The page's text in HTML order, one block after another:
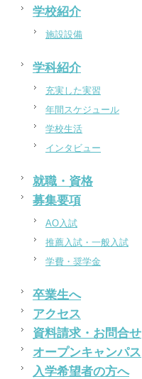
学校紹介
施設設備
学科紹介
充実した実習
年間スケジュール
学校生活
インタビュー
就職・資格
募集要項
AO入試
推薦入試・一般入試
学費・奨学金
卒業生へ
アクセス
資料請求・お問合せ
オープンキャンパス
入学希望者の方へ